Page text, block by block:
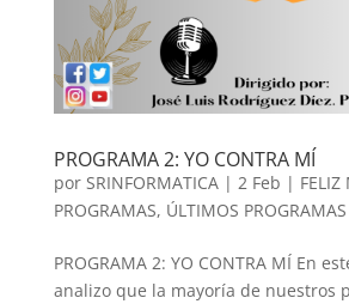
PROGRAMA 2: YO CONTRA MÍ
por SRINFORMATICA| 2 Feb | FELIZ
PROGRAMAS, ÚLTIMOS PROGRAMAS
PROGRAMA 2: YO CONTRA MÍ En
analizo que la mayoría de nuestros